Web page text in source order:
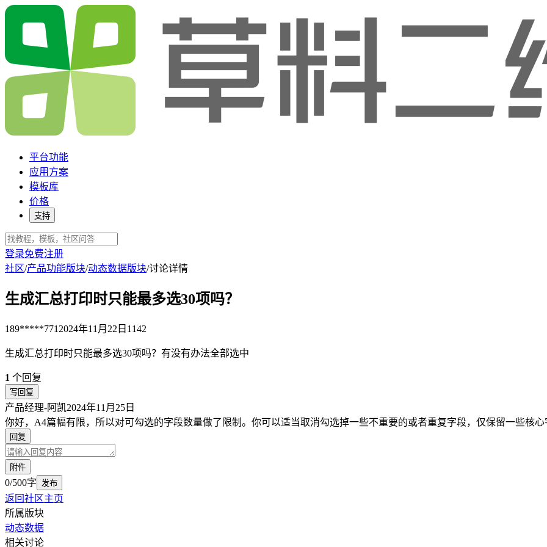
平台功能
应用方案
模板库
价格
支持
登录免费注册
社区/产品功能版块/动态数据版块/讨论详情
生成汇总打印时只能最多选30项吗？
189*****771 2024年11月22日 1142
生成汇总打印时只能最多选30项吗？有没有办法全部选中
1 个回复
写回复
产品经理-阿凯2024年11月25日
你好，A4篇幅有限，所以对可勾选的字段数量做了限制。你可以适当取消勾选掉一些不重要的或者重复字段，仅保留一些核心
回复
附件
0/500字 发布
返回社区主页
所属版块
动态数据
相关讨论